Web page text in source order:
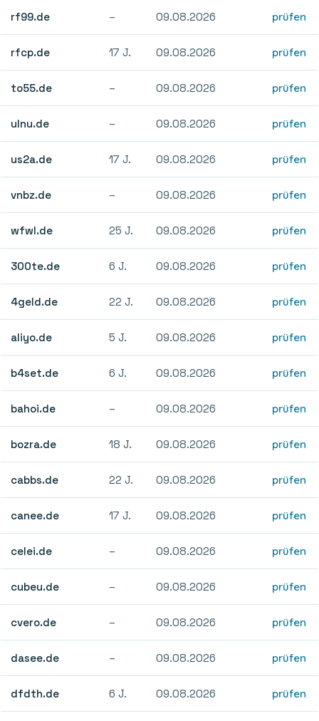
rf99.de – 09.08.2026 prüfen
rfcp.de 17 J. 09.08.2026 prüfen
to55.de – 09.08.2026 prüfen
ulnu.de – 09.08.2026 prüfen
us2a.de 17 J. 09.08.2026 prüfen
vnbz.de – 09.08.2026 prüfen
wfwl.de 25 J. 09.08.2026 prüfen
300te.de 6 J. 09.08.2026 prüfen
4geld.de 22 J. 09.08.2026 prüfen
aliyo.de 5 J. 09.08.2026 prüfen
b4set.de 6 J. 09.08.2026 prüfen
bahoi.de – 09.08.2026 prüfen
bozra.de 18 J. 09.08.2026 prüfen
cabbs.de 22 J. 09.08.2026 prüfen
canee.de 17 J. 09.08.2026 prüfen
celei.de – 09.08.2026 prüfen
cubeu.de – 09.08.2026 prüfen
cvero.de – 09.08.2026 prüfen
dasee.de – 09.08.2026 prüfen
dfdth.de 6 J. 09.08.2026 prüfen